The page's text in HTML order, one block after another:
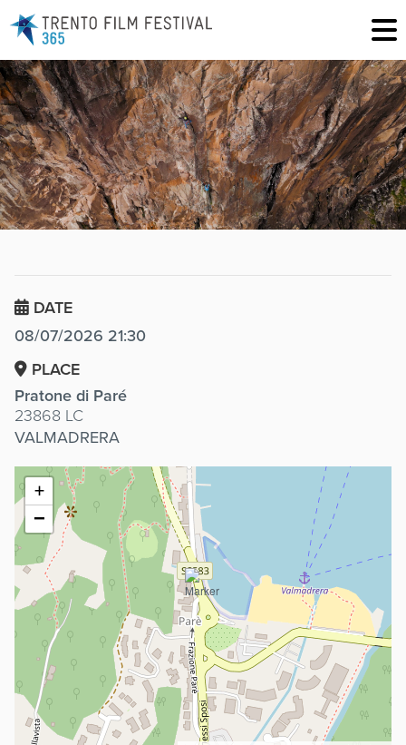
DATE
08/07/2026 21:30
PLACE
Pratone di Paré
23868 LC
VALMADRERA
+
−